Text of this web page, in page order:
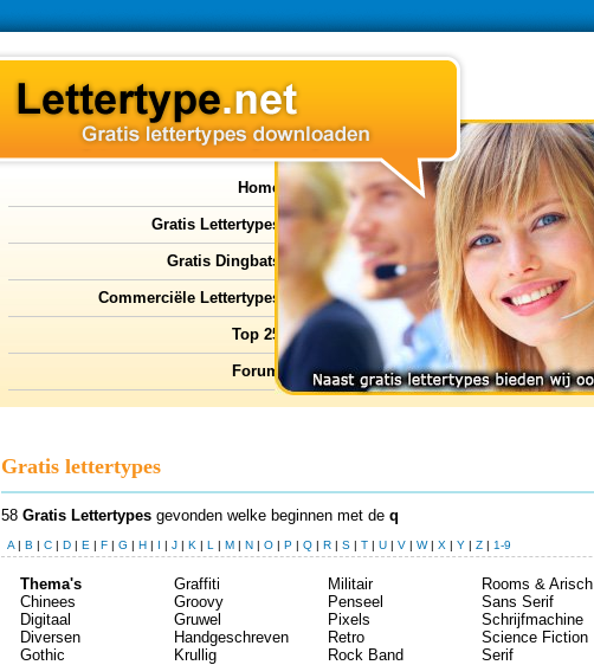
Home
Gratis Lettertypes
Gratis Dingbats
Commerciële Lettertypes
Top 25
Forum
Gratis lettertypes
58 Gratis Lettertypes gevonden welke beginnen met de q
A | B | C | D | E | F | G | H | I | J | K | L | M | N | O | P | Q | R | S | T | U | V | W| X | Y | Z | 1-9
Thema's
Chinees
Digitaal
Diversen
Gothic
Graffiti
Groovy
Gruwel
Handgeschreven
Krullig
Militair
Penseel
Pixels
Retro
Rock Band
Rooms & Arisch
Sans Serif
Schrijfmachine
Science Fiction
Serif